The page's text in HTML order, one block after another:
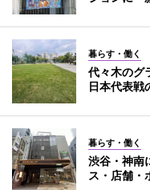
暮らす・働く
代々木のグ
日本代表戦
暮らす・働く
渋谷・神南
ス・店舗・